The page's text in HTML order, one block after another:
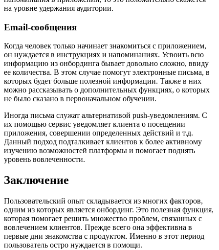
на уровне удержания аудитории.
Еmail-сообщения
Когда человек только начинает знакомиться с приложением,
он нуждается в инструкциях и напоминаниях. Усвоить всю
информацию из онбординга бывает довольно сложно, ввиду
ее количества. В этом случае помогут электронные письма, в
которых будет больше полезной информации. Также в них
можно рассказывать о дополнительных функциях, о которых
не было сказано в первоначальном обучении.
Иногда письма служат альтернативой push-уведомлениям. С
их помощью сервис уведомляет клиента о посещении
приложения, совершении определенных действий и т.д.
Данный подход подталкивает клиентов к более активному
изучению возможностей платформы и помогает поднять
уровень вовлеченности.
Заключение
Пользовательский опыт складывается из многих факторов,
одним из которых является онбординг. Это полезная функция,
которая помогает решить множество проблем, связанных с
вовлечением клиентов. Прежде всего она эффективна в
первые дни знакомства с продуктом. Именно в этот период
пользователь остро нуждается в помощи.